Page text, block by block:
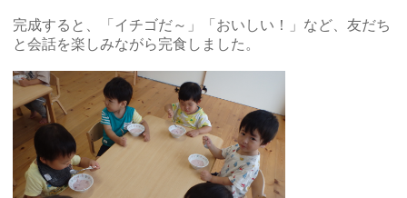
完成すると、「イチゴだ～」「おいしい！」など、友だち
と会話を楽しみながら完食しました。